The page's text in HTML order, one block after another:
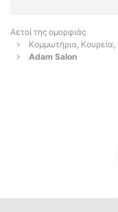
Αετοί της ομορφιάς
Κομμωτήρια, Κουρεία,
Adam Salon